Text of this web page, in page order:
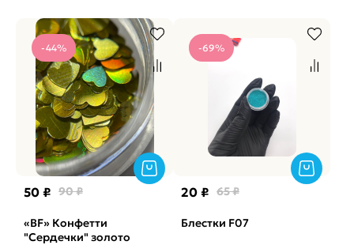
-44%
50 ₽ 90 ₽
«BF» Конфетти
"Сердечки" золото
-69%
20 ₽ 65 ₽
Блестки F07